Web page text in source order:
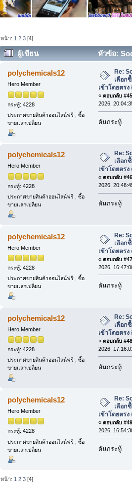
หน้า: 1 2 3 [4]
ผู้เขียน
หัวข้อ:
ผู้นำเข้าโดยตรง ดีอย่างไร? (อ่าน 3092
polychemicals12
Hero Member
กระทู้: 4228
ประกาศขายสินค้าออนไลน์ฟรี , ซื้อ
ขายแลกเปลี่ยน
Re:
เลือก
เข้าโดยตรง
« ตอบกลับ
2026,
ดันกระทู้
polychemicals12
Hero Member
กระทู้: 4228
ประกาศขายสินค้าออนไลน์ฟรี , ซื้อ
ขายแลกเปลี่ยน
Re:
เลือก
เข้าโดยตรง
« ตอบกลับ
2026,
ดันกระทู้
polychemicals12
Hero Member
กระทู้: 4228
ประกาศขายสินค้าออนไลน์ฟรี , ซื้อ
ขายแลกเปลี่ยน
Re:
เลือก
เข้าโดยตรง
« ตอบกลับ
2026,
ดันกระทู้
polychemicals12
Hero Member
กระทู้: 4228
ประกาศขายสินค้าออนไลน์ฟรี , ซื้อ
ขายแลกเปลี่ยน
Re:
เลือก
เข้าโดยตรง
« ตอบกลับ
2026,
ดันกระทู้
polychemicals12
Hero Member
กระทู้: 4228
ประกาศขายสินค้าออนไลน์ฟรี , ซื้อ
ขายแลกเปลี่ยน
Re:
เลือก
เข้าโดยตรง
« ตอบกลับ
2026,
ดันกระทู้
หน้า: 1 2 3 [4]